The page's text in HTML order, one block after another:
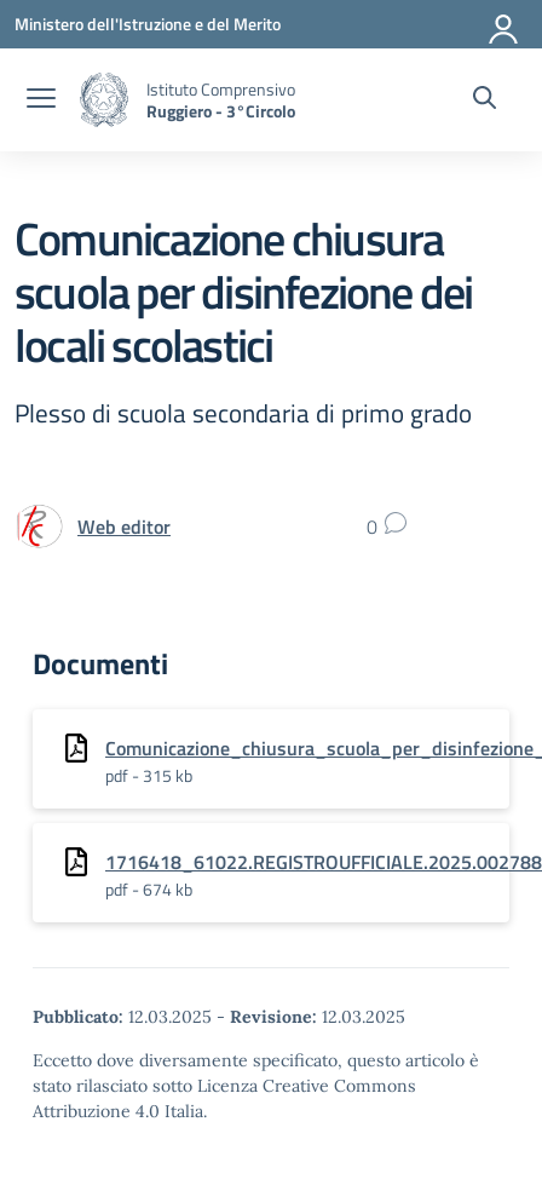
Vai ai contenuti
Vai al menu di navigazione
Vai al footer
Ministero dell'Istruzione e del Merito
Istituto Comprensivo
Ruggiero - 3°Circolo
Comunicazione chiusura
scuola per disinfezione dei
locali scolastici
Plesso di scuola secondaria di primo grado
Web editor 0
Documenti
pdf - 315 kb
pdf - 674 kb
Pubblicato: 12.03.2025 - Revisione: 12.03.2025
Eccetto dove diversamente specificato, questo articolo è
stato rilasciato sotto Licenza Creative Commons
Attribuzione 4.0 Italia.